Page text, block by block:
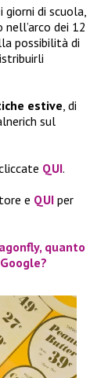
di scuola,
dei 12
possibilità di
estive , di
sul
QUI.
e QUI per
quanto